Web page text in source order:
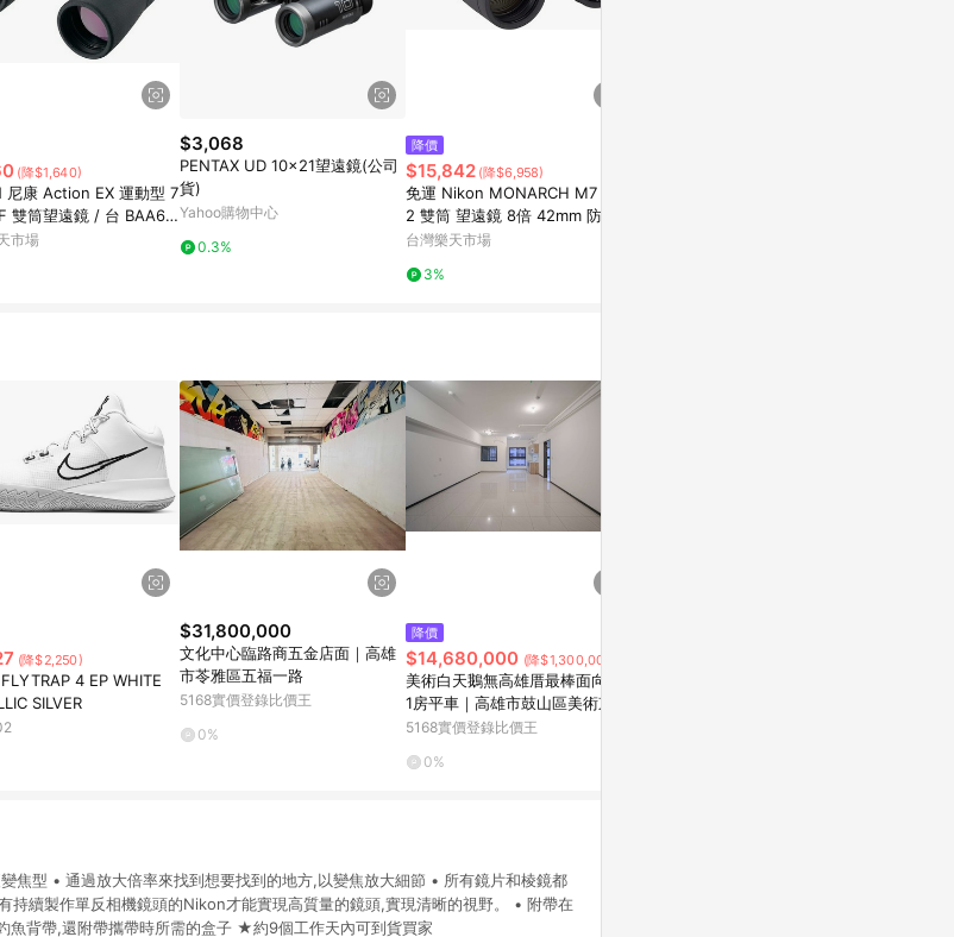
(降$1,640)
尼康 Action EX 運動型 7
雙筒望遠鏡 / 台 BAA66
券最高折$220
市場
$3,068
PENTAX UD 10x21望遠鏡(公司
貨)
Yahoo購物中心
0.3%
降價
$15,842 (降$6,958)
免運 Nikon MONARCH M7 8x4
2 雙筒 望遠鏡 8倍 42mm 防水
防霧 觀賽 賞鳥 旅行 禮物 日本必
台灣樂天市場
3%
(降$2,250)
FLYTRAP 4 EP WHITE
SILVER
$31,800,000
文化中心臨路商五金店面｜高雄
市苓雅區五福一路
5168實價登錄比價王
0%
降價
$14,680,000 (降$1,300,000)
美術白天鵝無高雄厝最棒面向2+
1房平車｜高雄市鼓山區美術東四
路
5168實價登錄比價王
0%
焦型 • 通過放大倍率來找到想要找到的地方,以變焦放大細節 • 所有鏡片和棱鏡都
持續製作單反相機鏡頭的Nikon才能實現高質量的鏡頭,實現清晰的視野。 • 附帶在
魚背帶,還附帶攜帶時所需的盒子 ★約9個工作天內可到貨買家